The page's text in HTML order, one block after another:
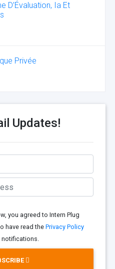
D’Évaluation, Ia Et
Privée
Updates!
you agreed to Intern Plug
have read thePrivacy Policy
notifications.